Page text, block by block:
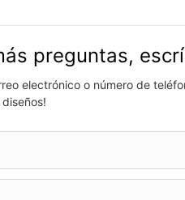
preguntas,
electrónico o número de